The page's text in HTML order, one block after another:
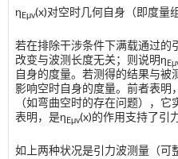
ηEμv(x)对空时几何自身（即度量
若在排除干涉条件下满载通过的
改变与波测长度无关；则说明ηE
自身的度量。若测得的结果与被
影响空时自身的度量。前者表明
（如弯曲空时的存在问题），
表明，是ηEμv(x)的作用支持了引
如上两种状况是引力波测量（可